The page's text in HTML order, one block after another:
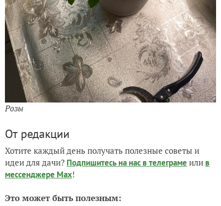
Розы
От редакции
Хотите каждый день получать полезные советы и
идеи для дачи? Подпишитесь на нас в телеграме или в
мессенджере Max!
Это может быть полезным: